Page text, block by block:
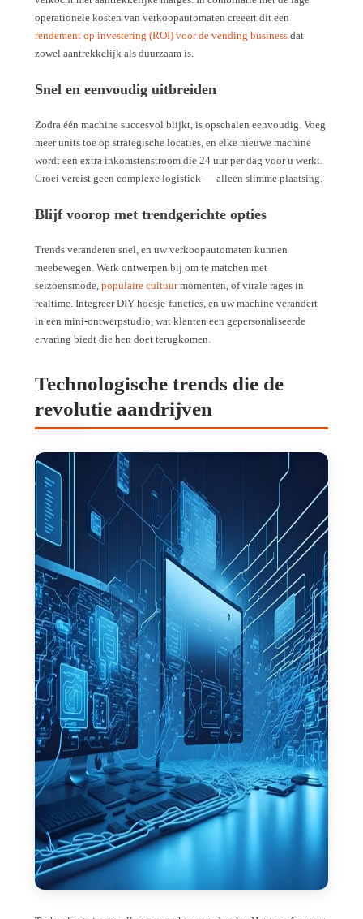
operationele kosten van verkoopautomaten creëert dit een
rendement op investering (ROI) voor de vending business dat
zowel aantrekkelijk als duurzaam is.
Snel en eenvoudig uitbreiden
Zodra één machine succesvol blijkt, is opschalen eenvoudig. Voeg
meer units toe op strategische locaties, en elke nieuwe machine
wordt een extra inkomstenstroom die 24 uur per dag voor u werkt.
Groei vereist geen complexe logistiek — alleen slimme plaatsing.
Blijf voorop met trendgerichte opties
Trends veranderen snel, en uw verkoopautomaten kunnen
meebewegen. Werk ontwerpen bij om te matchen met
seizoensmode, populaire cultuurmomenten, of virale rages in
realtime. Integreer DIY-hoesje-functies, en uw machine verandert
in een mini-ontwerpstudio, wat klanten een gepersonaliseerde
ervaring biedt die hen doet terugkomen.
Technologische trends die de
revolutie aandrijven